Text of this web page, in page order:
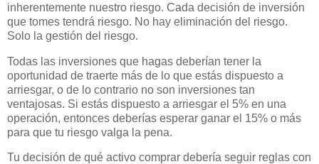
inherentemente nuestro riesgo. Cada decisión de inversión
que tomes tendrá riesgo. No hay eliminación del riesgo.
Solo la gestión del riesgo.
Todas las inversiones que hagas deberían tener la
oportunidad de traerte más de lo que estás dispuesto a
arriesgar, o de lo contrario no son inversiones tan
ventajosas. Si estás dispuesto a arriesgar el 5% en una
operación, entonces deberías esperar ganar el 15% o más
para que tu riesgo valga la pena.
Tu decisión de qué activo comprar debería seguir reglas con